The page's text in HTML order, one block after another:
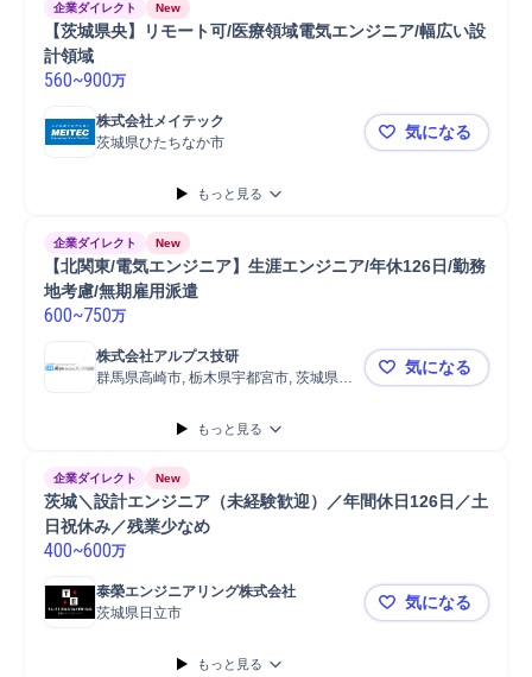
企業ダイレクト New
【茨城県央】リモート可/医療領域電気エンジニア/幅広い設
計領域
560~900万
株式会社メイテック
茨城県ひたちなか市
【茨城県央
気になる
もっと見る
企業ダイレクト New
【北関東/電気エンジニア】生涯エンジニア/年休126日/勤務
地考慮/無期雇用派遣
600~750万
株式会社アルプス技研
群馬県高崎市, 栃木県宇都宮市, 茨城県日
【北関東/電
気になる
もっと見る
企業ダイレクト New
茨城＼設計エンジニア（未経験歓迎）／年間休日126日／土
日祝休み／残業少なめ
400~600万
泰榮エンジニアリング株式会社
茨城県日立市
茨城＼設計
気になる
もっと見る